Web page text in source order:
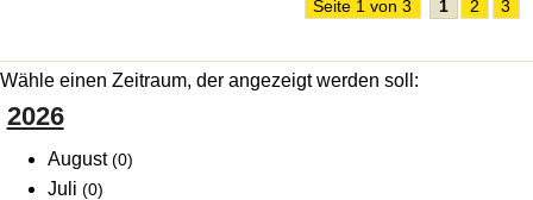
Seite 1 von 3 1 2 3
Wähle einen Zeitraum, der angezeigt werden soll:
2026
August (0)
Juli (0)